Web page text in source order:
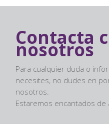
Contacta
nosotros
Para cualquier duda o
necesites, no dudes en
nosotros.
Estaremos encantados de